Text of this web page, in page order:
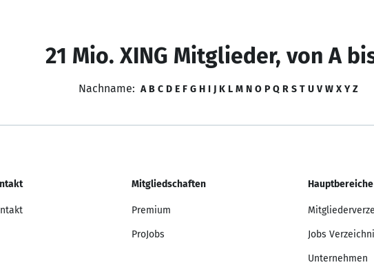
21 Mio. XING Mitglieder, von A
Nachname: A B C D E F G H I J K L M N O P Q R S T U V W X Y Z
Mitgliedschaften
Premium
ProJobs
Hauptbereiche
Jobs
Unternehmen